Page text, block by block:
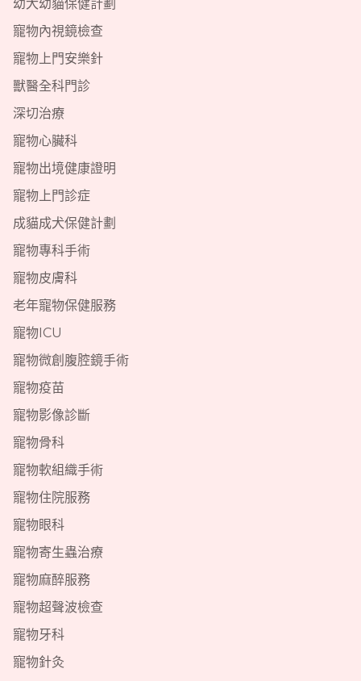
幼犬幼貓保健計劃
寵物內視鏡檢查
寵物上門安樂針
獸醫全科門診
深切治療
寵物心臟科
寵物出境健康證明
寵物上門診症
成貓成犬保健計劃
寵物專科手術
寵物皮膚科
老年寵物保健服務
寵物ICU
寵物微創腹腔鏡手術
寵物疫苗
寵物影像診斷
寵物骨科
寵物軟組織手術
寵物住院服務
寵物眼科
寵物寄生蟲治療
寵物麻醉服務
寵物超聲波檢查
寵物牙科
寵物針灸